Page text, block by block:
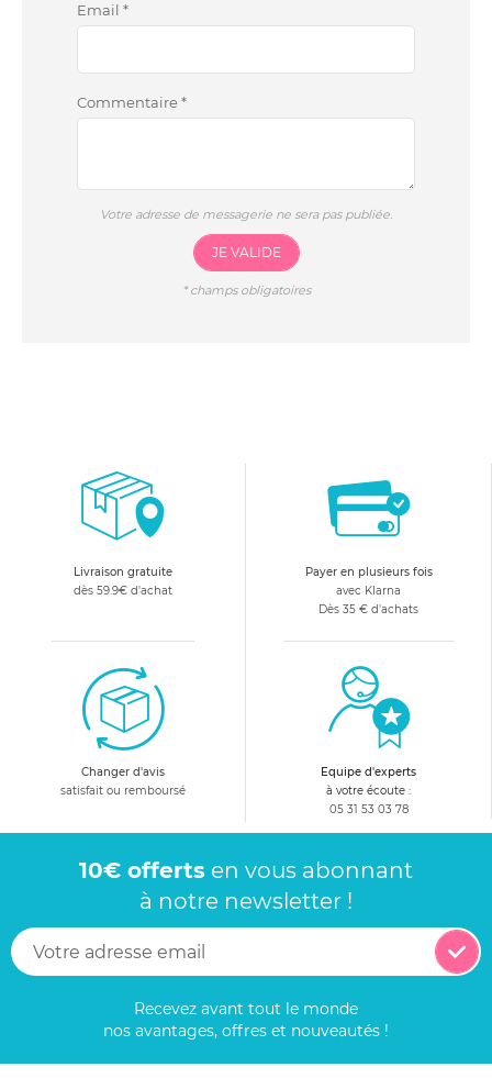
Email *
Commentaire*
Votre adresse de messagerie ne sera pas publiée.
JE VALIDE
*champs obligatoires
Livraison gratuite
dès 59.9€ d'achat
Payer en plusieurs fois
avec Klarna
Dès 35 € d'achats
Changer d'avis
satisfait ou remboursé
Equipe d'experts
à votre écoute :
05 31 53 03 78
10€ offerts en vous abonnant
à notre newsletter !
Recevez avant tout le monde
nos avantages, offres et nouveautés !